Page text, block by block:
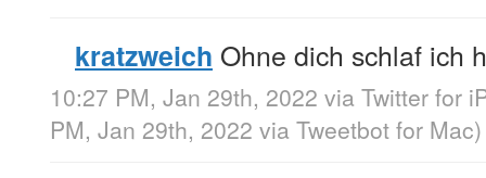
kratzweich Ohne dich schlaf ich
10:27 PM, Jan 29th, 2022 via Twitter for
PM, Jan 29th, 2022 via Tweetbot for Mac)